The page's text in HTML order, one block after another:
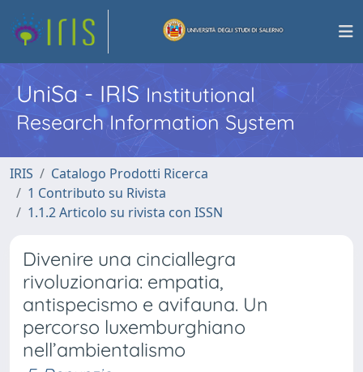
UniSa - IRISInstitutional
Research Information System
IRIS
Catalogo Prodotti Ricerca
1 Contributo su Rivista
1.1.2 Articolo su rivista con ISSN
Divenire una cinciallegra
rivoluzionaria: empatia,
antispecismo e avifauna. Un
percorso luxemburghiano
nell’ambientalismo